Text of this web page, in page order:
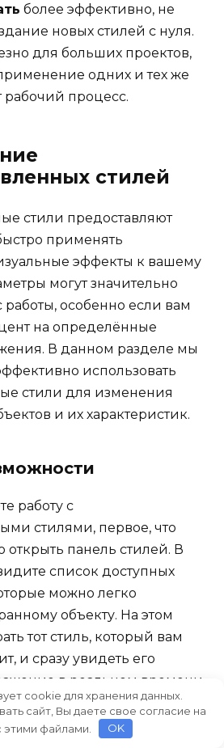
более эффективно, не
новых стилей с нуля.
для больших проектов,
одних и тех же
рабочий процесс.
стилей
стили предоставляют
применять
эффекты к вашему
могут значительно
работы, особенно если вам
на определённые
В данном разделе мы
использовать
стили для изменения
и их характеристик.
работу с
стилями, первое, что
открыть панель стилей. В
список доступных
можно легко
объекту. На этом
тот стиль, который вам
и сразу увидеть его
в реальном времени.
Кликните на нужный стиль в
cookie для хранения данных.
сайт, Вы даете свое согласие на
этими файлами.
OK